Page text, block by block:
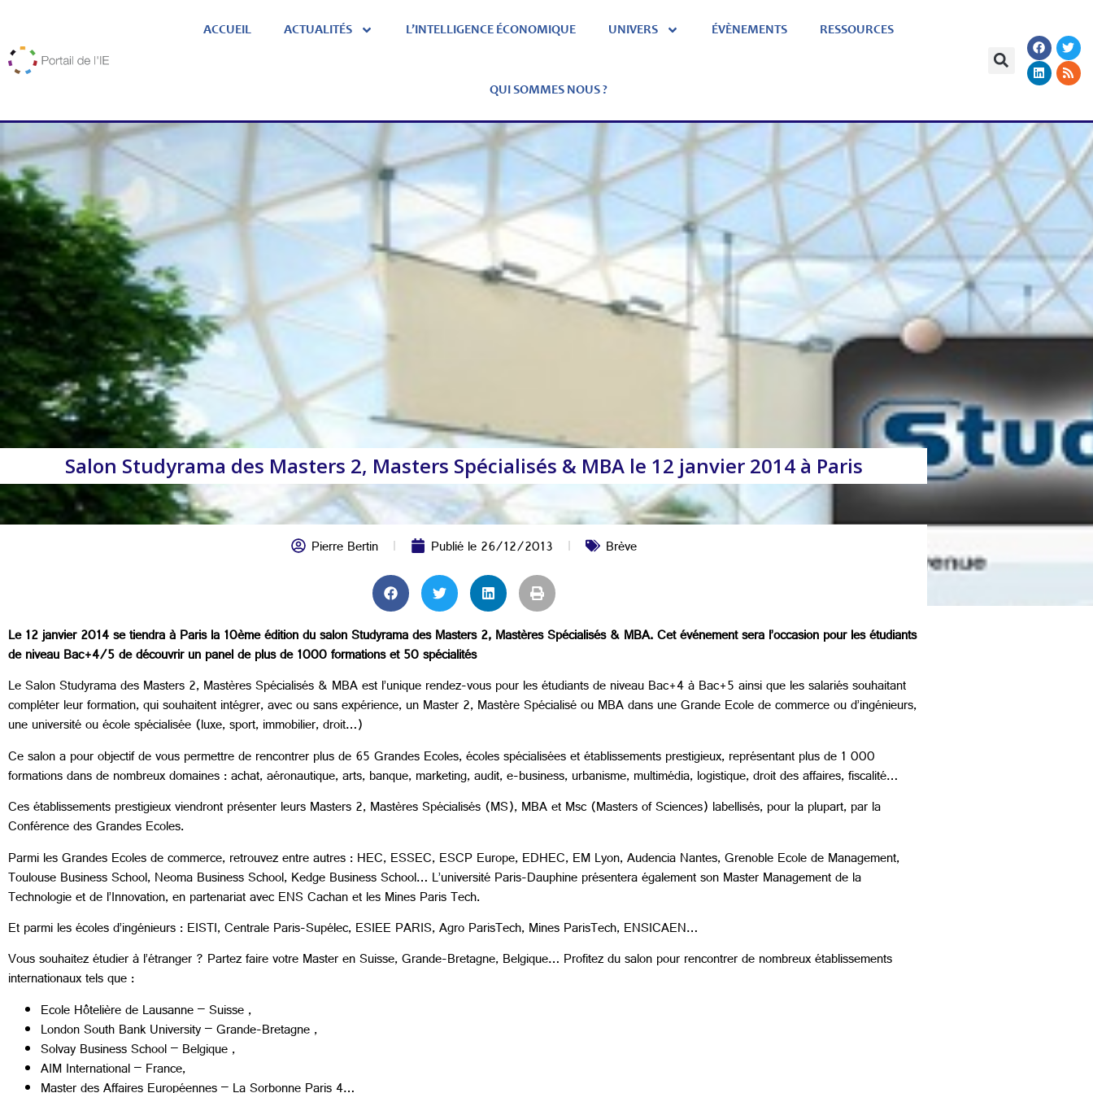
ACCUEIL ACTUALITÉS L’INTELLIGENCE ÉCONOMIQUE UNIVERS ÉVÈNEMENTS RESSOURCES
QUI SOMMES NOUS ?
Salon Studyrama des Masters 2, Masters Spécialisés & MBA le 12 janvier 2014 à Paris
Pierre Bertin Publié le26/12/2013 Brève
Le 12 janvier 2014 se tiendra à Paris la 10ème édition du salon Studyrama des Masters 2, Mastères Spécialisés & MBA. Cet événement sera l’occasion pour les étudiants
de niveau Bac+4/5 de découvrir un panel de plus de 1000 formations et 50 spécialités
Le Salon Studyrama des Masters 2, Mastères Spécialisés & MBA est l’unique rendez-vous pour les étudiants de niveau Bac+4 à Bac+5 ainsi que les salariés souhaitant
compléter leur formation, qui souhaitent intégrer, avec ou sans expérience, un Master 2, Mastère Spécialisé ou MBA dans une Grande Ecole de commerce ou d’ingénieurs,
une université ou école spécialisée (luxe, sport, immobilier, droit…)
Ce salon a pour objectif de vous permettre de rencontrer plus de 65 Grandes Ecoles, écoles spécialisées et établissements prestigieux, représentant plus de 1 000
formations dans de nombreux domaines : achat, aéronautique, arts, banque, marketing, audit, e-business, urbanisme, multimédia, logistique, droit des affaires, fiscalité…
Ces établissements prestigieux viendront présenter leurs Masters 2, Mastères Spécialisés (MS), MBA et Msc (Masters of Sciences) labellisés, pour la plupart, par la
Conférence des Grandes Ecoles.
Parmi les Grandes Ecoles de commerce, retrouvez entre autres : HEC, ESSEC, ESCP Europe, EDHEC, EM Lyon, Audencia Nantes, Grenoble Ecole de Management,
Toulouse Business School, Neoma Business School, Kedge Business School… L’université Paris-Dauphine présentera également son Master Management de la
Technologie et de l’Innovation, en partenariat avec ENS Cachan et les Mines Paris Tech.
Et parmi les écoles d’ingénieurs : EISTI, Centrale Paris-Supélec, ESIEE PARIS, Agro ParisTech, Mines ParisTech, ENSICAEN…
Vous souhaitez étudier à l’étranger ? Partez faire votre Master en Suisse, Grande-Bretagne, Belgique… Profitez du salon pour rencontrer de nombreux établissements
internationaux tels que :
Ecole Hôtelière de Lausanne – Suisse ,
London South Bank University – Grande-Bretagne ,
Solvay Business School – Belgique ,
AIM International – France,